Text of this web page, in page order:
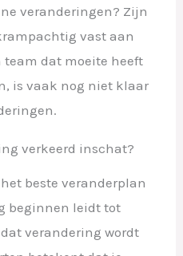
veranderingen? Zijn
vast aan
team dat moeite heeft
is vaak nog niet klaar
verkeerd inschat?
beste veranderplan
beginnen leidt tot
verandering wordt